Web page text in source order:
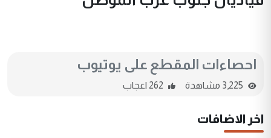
احصاءات المقطع على يوتيوب
اخر الاضافات